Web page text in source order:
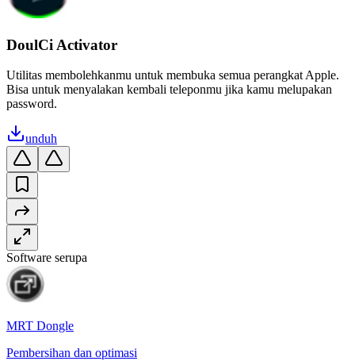
DoulCi Activator
Utilitas membolehkanmu untuk membuka semua perangkat Apple.
Bisa untuk menyalakan kembali teleponmu jika kamu melupakan
password.
unduh
Software serupa
MRT Dongle
Pembersihan dan optimasi